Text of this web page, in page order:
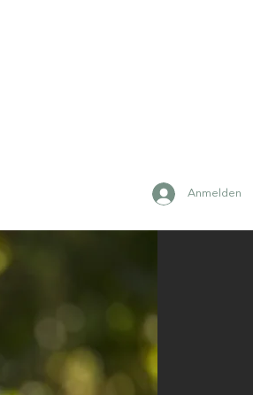
Anmelden